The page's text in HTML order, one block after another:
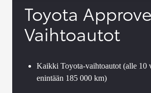
Toyota
Vaihtoautot
Kaikki Toyota-vaihtoautot (alle 10
enintään 185 000 km)